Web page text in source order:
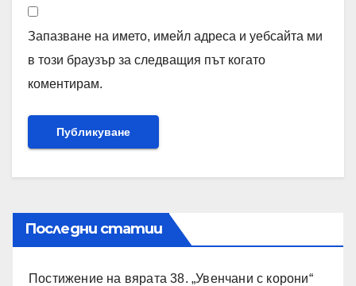
Запазване на името, имейл адреса и уебсайта ми
в този браузър за следващия път когато
коментирам.
Последни статии
Постижение на вярата 38. „Увенчани с корони“